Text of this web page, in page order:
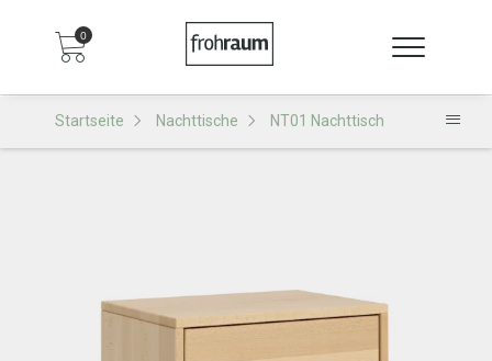
0
Startseite Nachttische NT01 Nachttisch